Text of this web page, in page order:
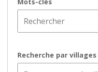
Recherche par villages